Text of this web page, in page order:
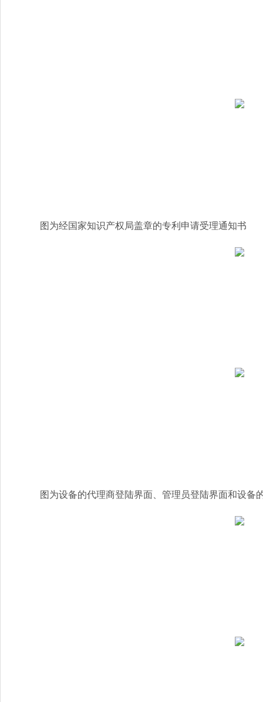
图为经国家知识产权局盖章的专利申请受理通知书
图为设备的代理商登陆界面、管理员登陆界面和设备